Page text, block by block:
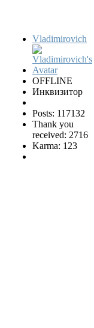
Vladimirovich
OFFLINE
Инквизитор
Posts: 117132
Thank you
received: 2716
Karma: 123